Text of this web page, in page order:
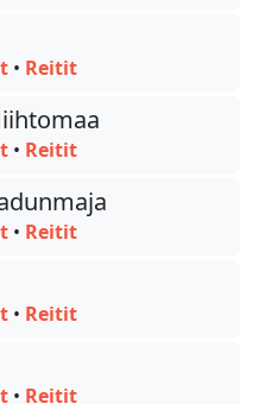
• Reitit
• Reitit
• Reitit
• Reitit
• Reitit